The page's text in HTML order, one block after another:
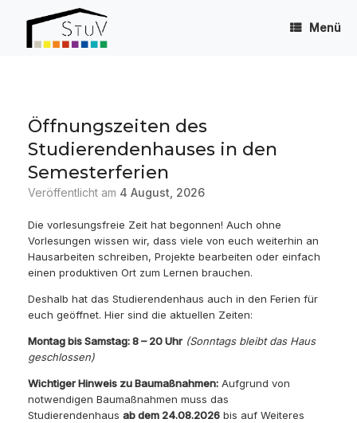
Menü
Öffnungszeiten des
Studierendenhauses in den
Semesterferien
Veröffentlicht am 4 August, 2026
Die vorlesungsfreie Zeit hat begonnen! Auch ohne
Vorlesungen wissen wir, dass viele von euch weiterhin an
Hausarbeiten schreiben, Projekte bearbeiten oder einfach
einen produktiven Ort zum Lernen brauchen.
Deshalb hat das Studierendenhaus auch in den Ferien für
euch geöffnet. Hier sind die aktuellen Zeiten:
Montag bis Samstag: 8 – 20 Uhr (Sonntags bleibt das Haus
geschlossen)
Wichtiger Hinweis zu Baumaßnahmen: Aufgrund von
notwendigen Baumaßnahmen muss das
Studierendenhaus ab dem 24.08.2026 bis auf Weiteres